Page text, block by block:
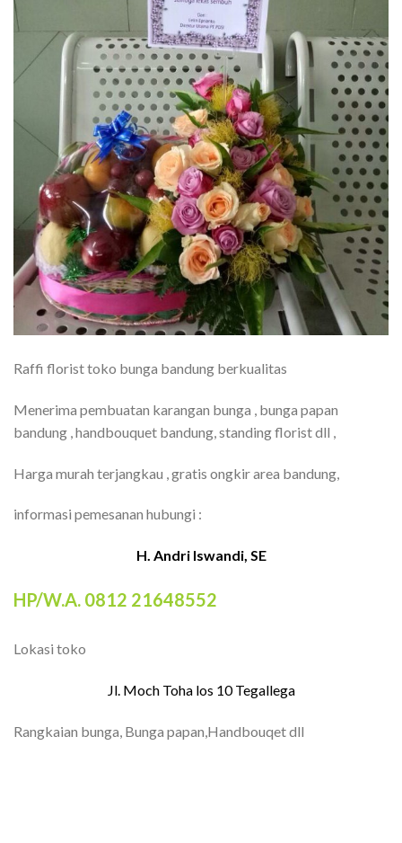
Raffi florist toko bunga bandung berkualitas
Menerima pembuatan karangan bunga , bunga papan
bandung , handbouquet bandung, standing florist dll ,
Harga murah terjangkau , gratis ongkir area bandung,
informasi pemesanan hubungi :
H. Andri Iswandi, SE
HP/W.A. 0812 21648552
Lokasi toko
Jl. Moch Toha los 10 Tegallega
Rangkaian bunga, Bunga papan,Handbouqet dll